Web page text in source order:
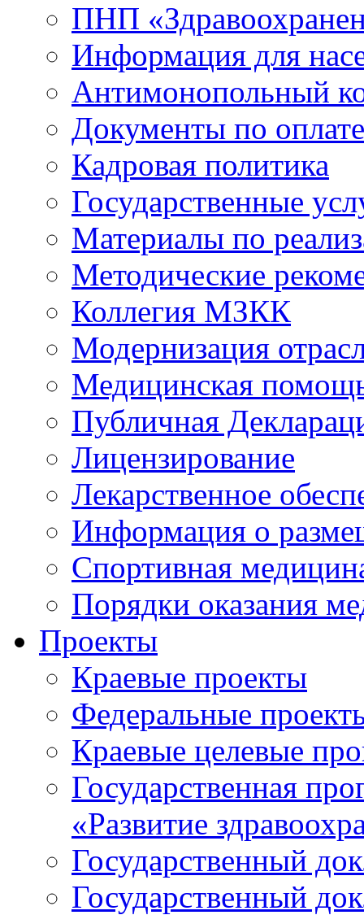
ПНП
Информация для
Антимонопольный
Документы по
Кадровая политика
Государственные
Материалы по
Методические
Коллегия МЗКК
Модернизация
Медицинская
Публичная
Лицензирование
Лекарственное
Информация о
Спортивная
Порядки оказания
Проекты
Краевые проекты
Федеральные
Краевые целевые
Государственная
«Развитие
Государственный
Государственный